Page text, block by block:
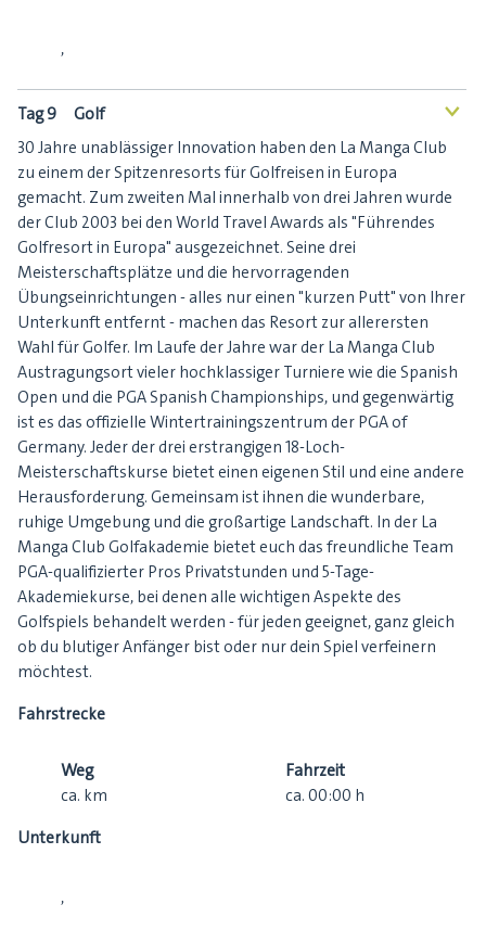
,
Tag 9 Golf <
30 Jahre unablässiger Innovation haben den La Manga Club
zu einem der Spitzenresorts für Golfreisen in Europa
gemacht. Zum zweiten Mal innerhalb von drei Jahren wurde
der Club 2003 bei den World Travel Awards als "Führendes
Golfresort in Europa" ausgezeichnet. Seine drei
Meisterschaftsplätze und die hervorragenden
Übungseinrichtungen - alles nur einen "kurzen Putt" von Ihrer
Unterkunft entfernt - machen das Resort zur allerersten
Wahl für Golfer. Im Laufe der Jahre war der La Manga Club
Austragungsort vieler hochklassiger Turniere wie die Spanish
Open und die PGA Spanish Championships, und gegenwärtig
ist es das offizielle Wintertrainingszentrum der PGA of
Germany. Jeder der drei erstrangigen 18-Loch-
Meisterschaftskurse bietet einen eigenen Stil und eine andere
Herausforderung. Gemeinsam ist ihnen die wunderbare,
ruhige Umgebung und die großartige Landschaft. In der La
Manga Club Golfakademie bietet euch das freundliche Team
PGA-qualifizierter Pros Privatstunden und 5-Tage-
Akademiekurse, bei denen alle wichtigen Aspekte des
Golfspiels behandelt werden - für jeden geeignet, ganz gleich
ob du blutiger Anfänger bist oder nur dein Spiel verfeinern
möchtest.
Fahrstrecke
Weg
ca. km
Fahrzeit
ca. 00:00 h
Unterkunft
,